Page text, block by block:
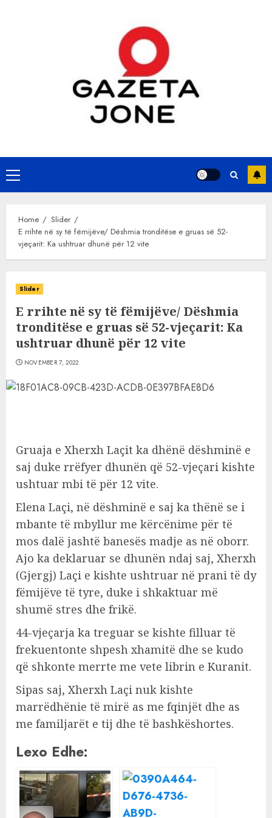
Primary
Menu
Home
Slider
E rrihte në sy të fëmijëve/ Dëshmia tronditëse e gruas së 52-
vjeçarit: Ka ushtruar dhunë për 12 vite
Slider
E rrihte në sy të fëmijëve/ Dëshmia
tronditëse e gruas së 52-vjeçarit: Ka
ushtruar dhunë për 12 vite
NOVEMBER 7, 2022
Gruaja e Xherxh Laçit ka dhënë dëshminë e
saj duke rrëfyer dhunën që 52-vjeçari kishte
ushtuar mbi të për 12 vite.
Elena Laçi, në dëshminë e saj ka thënë se i
mbante të mbyllur me kërcënime për të
mos dalë jashtë banesës madje as në oborr.
Ajo ka deklaruar se dhunën ndaj saj, Xherxh
(Gjergj) Laçi e kishte ushtruar në prani të dy
fëmijëve të tyre, duke i shkaktuar më
shumë stres dhe frikë.
44-vjeçarja ka treguar se kishte filluar të
frekuentonte shpesh xhamitë dhe se kudo
që shkonte merrte me vete librin e Kuranit.
Sipas saj, Xherxh Laçi nuk kishte
marrëdhënie të mirë as me fqinjët dhe as
me familjarët e tij dhe të bashkëshortes.
Lexo Edhe: